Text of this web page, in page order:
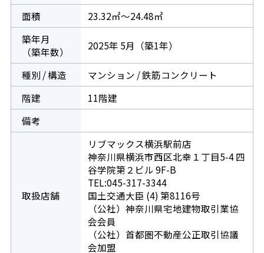
面積
23.32㎡～24.48㎡
築年月
（築年数）
2025年 5月（築1年）
種別 / 構造
マンション / 鉄筋コンクリート
階建
11階建
備考
取扱店舗
リブマックス横浜駅前店
神奈川県横浜市西区北幸１丁目5-4 四
谷学院第２ビル 9F-B
TEL:045-317-3344
国土交通大臣 (4) 第8116号
（公社）神奈川県宅地建物取引業協
会会員
（公社）首都圏不動産公正取引協議
会加盟